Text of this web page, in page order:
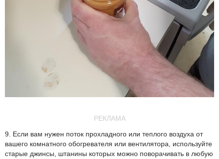
РЕКЛАМА
9. Если вам нужен поток прохладного или теплого воздуха от
вашего комнатного обогревателя или вентилятора, используйте
старые джинсы, штанины которых можно поворачивать в любую